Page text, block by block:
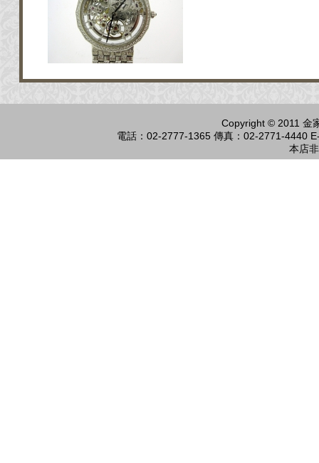
Copyright © 2011 金
電話：02-2777-1365 傳真：02-2771-4440
本店